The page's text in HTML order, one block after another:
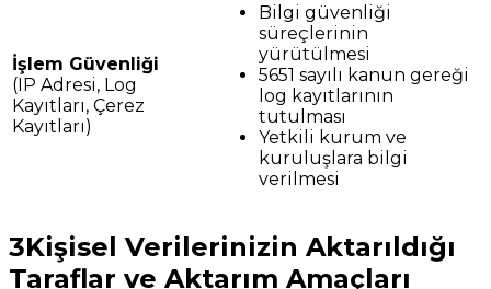
İşlem Güvenliği
(IP Adresi, Log
Kayıtları, Çerez
Kayıtları)
Bilgi güvenliği
süreçlerinin
yürütülmesi
5651 sayılı kanun gereği
log kayıtlarının
tutulması
Yetkili kurum ve
kuruluşlara bilgi
verilmesi
3Kişisel Verilerinizin Aktarıldığı
Taraflar ve Aktarım Amaçları